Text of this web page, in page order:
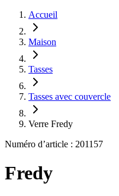
Accueil
Maison
Tasses
Tasses avec couvercle
Verre Fredy
Numéro d’article : 201157
Fredy